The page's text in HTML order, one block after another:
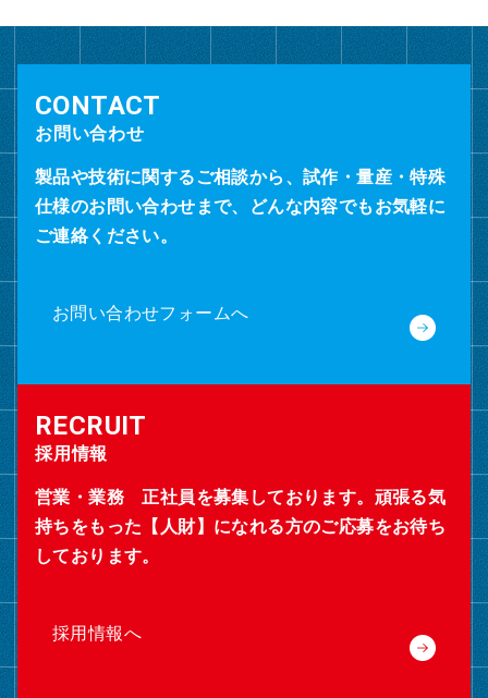
お問い合わせ
製品や技術に関するご相談から、試作・量産・特殊
仕様のお問い合わせまで、どんな内容でもお気軽に
ご連絡ください。
お問い合わせフォームへ
採用情報
営業・業務 正社員を募集しております。頑張る気
持ちをもった【人財】になれる方のご応募をお待ち
しております。
採用情報へ